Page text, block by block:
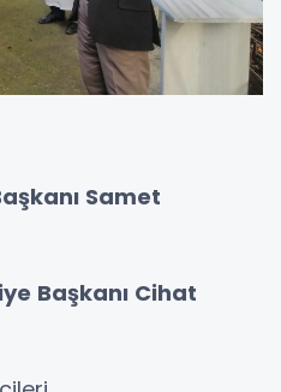
Samet
Başkanı Cihat